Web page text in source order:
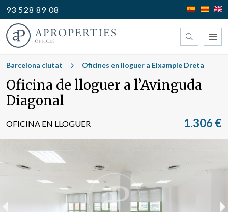
93 528 89 08
Trobi la seva oficina
Tipus
Barcelona ciutat Oficines en lloguer a Eixample Dreta
Oficina de lloguer a l’Avinguda
Diagonal
OFICINA EN LLOGUER 1.306 €